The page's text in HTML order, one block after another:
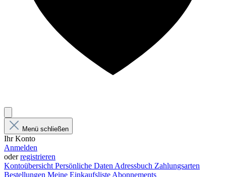
Menü schließen
Ihr Konto
Anmelden
oderregistrieren
Kontoübersicht Persönliche Daten Adressbuch Zahlungsarten
Bestellungen Meine Einkaufsliste Abonnements